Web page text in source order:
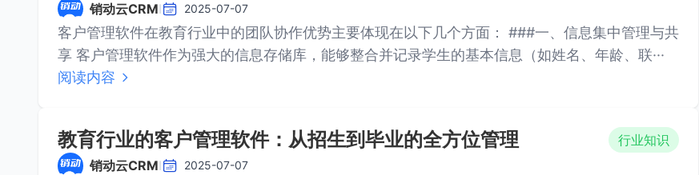
销动云CRMI 2025-07-07
客户管理软件在教育行业中的团队协作优势主要体现在以下几个方面： ###一、信息集中管理与共
享 客户管理软件作为强大的信息存储库，能够整合并记录学生的基本信息（如姓名、年龄、联···
阅读内容
教育行业的客户管理软件：从招生到毕业的全方位管理
行业知识
销动云CRMI 2025-07-07